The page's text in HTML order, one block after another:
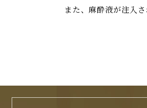
また、麻酔液が注入